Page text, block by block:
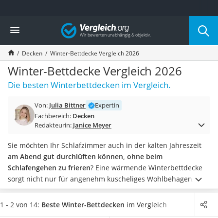
Die beliebtesten Vergleiche nach Kategorie
Wohnen
Matratzen-Topper
Matratzen
Konferenzlautsprecher
Tageslichtlampe
Badlüfter
Bürohocker
Außenleuchte mit Kamera
Akku-Tischlampe
Konferenzmikrofon
Klappmatratze
Duschkopf mit Kalkfilter
Aktenvernichter Sicherheitsstufe 4
Bettgitter
Vergleich
Decken Winter-Bettdecke Vergleich 2026
Winter-Bettdecke Vergleich 2026
Die besten Winterbettdecken im Vergleich.
Von: Julia Bittner
Expertin
Fachbereich: Decken
Redakteurin: Janice Meyer
Sie möchten Ihr Schlafzimmer auch in der kalten Jahreszeit
am Abend gut durchlüften können, ohne beim
Schlafengehen zu frieren? Eine wärmende Winterbettdecke
sorgt nicht nur für angenehm kuscheliges Wohlbehagen,
sondern kann auch Ihre Schlafqualität nachhaltig verbessern.
Machen Sie den Praxis-Test und wählen Sie jetzt aus unserer
1 - 2 von 14: Beste Winter-Bettdecken im Vergleich